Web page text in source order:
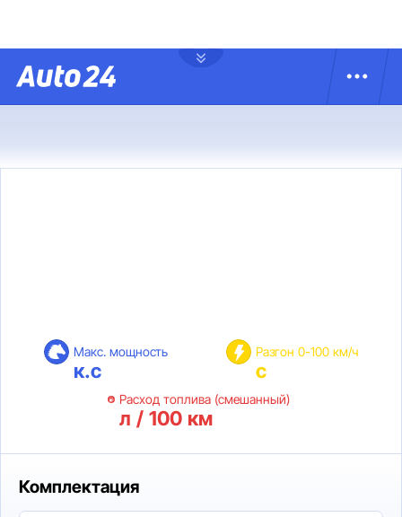
Макс. мощность
к.с
Разгон 0-100 км/ч
с
Расход топлива (смешанный)
л / 100 км
Комплектация